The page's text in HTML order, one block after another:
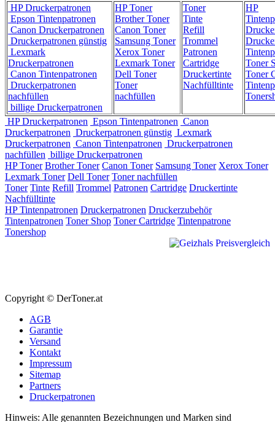
HP Druckerpatronen
Epson Tintenpatronen
Canon Druckerpatronen
Druckerpatronen günstig
Lexmark
Druckerpatronen
Canon Tintenpatronen
Druckerpatronen
nachfüllen
billige Druckerpatronen
HP Toner
Brother Toner
Canon Toner
Samsung Toner
Xerox Toner
Lexmark Toner
Dell Toner
Toner
nachfüllen
Toner
Tinte
Refill
Trommel
Patronen
Cartridge
Druckertinte
Nachfülltinte
HP
Toner
Toner
HP Druckerpatronen Epson Tintenpatronen Canon
Druckerpatronen Druckerpatronen günstig Lexmark
Druckerpatronen Canon Tintenpatronen Druckerpatronen
nachfüllen billige Druckerpatronen
HP Toner Brother Toner Canon Toner Samsung Toner Xerox Toner
Lexmark Toner Dell Toner Toner nachfüllen
Toner Tinte Refill Trommel Patronen Cartridge Druckertinte
Nachfülltinte
HP Tintenpatronen Druckerpatronen Druckerzubehör
Tintenpatronen Toner Shop Toner Cartridge Tintenpatrone
Tonershop
Copyright © DerToner.at
AGB
Garantie
Versand
Kontakt
Impressum
Sitemap
Partners
Druckerpatronen
Hinweis: Alle genannten Bezeichnungen und Marken sind